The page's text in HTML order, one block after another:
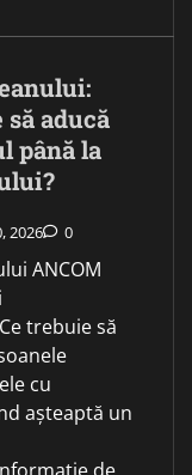
aducă
până la
2026 0
ANCOM
trebuie să
cu
așteaptă un